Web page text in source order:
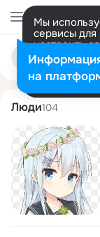
Мы
сервисы для
настроить
Разрешить
Поиск
людям
laura
Люди104
на